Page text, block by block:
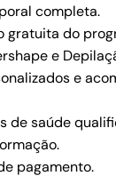
completa.
gratuita do
e
e
de saúde
pagamento.